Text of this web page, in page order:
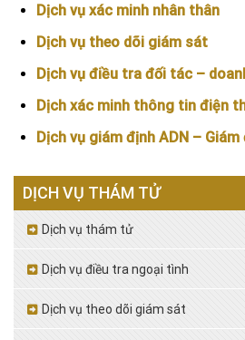
Dịch vụ xác minh nhân thân
Dịch vụ theo dõi giám sát
Dịch vụ điều tra đối tác –
Dịch xác minh thông tin điện
Dịch vụ giám định ADN –
DỊCH VỤ THÁM TỬ
Dịch vụ thám tử
Dịch vụ điều tra ngoại tình
Dịch vụ theo dõi giám sát